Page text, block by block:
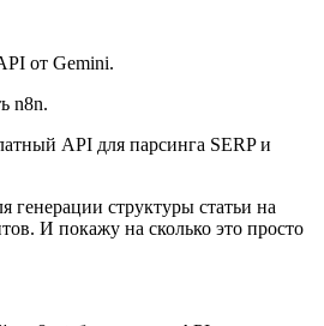
от Gemini.
n8n.
API для парсинга SERP и
генерации структуры статьи на
И покажу на сколько это просто